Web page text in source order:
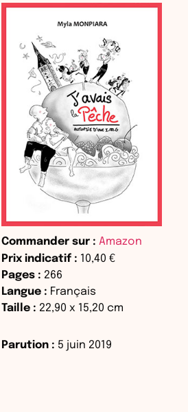
Commander sur : Amazon
Prix indicatif : 10,40 €
Pages : 266
Langue : Français
Taille : 22,90 x 15,20 cm
Parution : 5 juin 2019